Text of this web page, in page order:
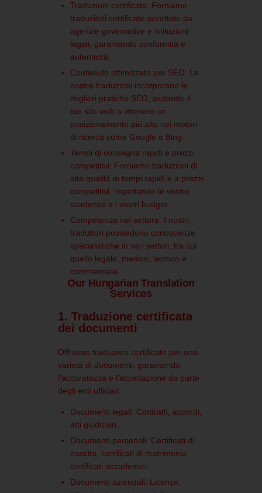
Traduzioni certificate: Forniamo
traduzioni certificate accettate da
agenzie governative e istituzioni
legali, garantendo conformità e
autenticità.
Contenuto ottimizzato per SEO: Le
nostre traduzioni incorporano le
migliori pratiche SEO, aiutando il
tuo sito web a ottenere un
posizionamento più alto nei motori
di ricerca come Google e Bing.
Tempi di consegna rapidi e prezzi
competitivi: Forniamo traduzioni di
alta qualità in tempi rapidi e a prezzi
competitivi, rispettando le vostre
scadenze e i vostri budget.
Competenza nel settore: I nostri
traduttori possiedono conoscenze
specialistiche in vari settori, tra cui
quello legale, medico, tecnico e
commerciale.
Our Hungarian Translation
Services
1. Traduzione certificata
dei documenti
Offriamo traduzioni certificate per una
varietà di documenti, garantendo
l'accuratezza e l'accettazione da parte
degli enti ufficiali:
Documenti legali: Contratti, accordi,
atti giudiziari.
Documenti personali: Certificati di
nascita, certificati di matrimonio,
certificati accademici.
Documenti aziendali: Licenze,